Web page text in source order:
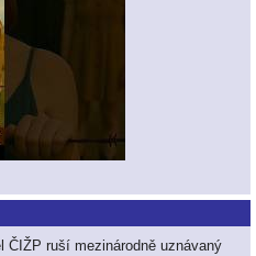
ČIŽP ruší mezinárodně uznávaný